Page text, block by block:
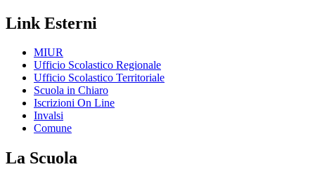
Link Esterni
MIUR
Ufficio Scolastico Regionale
Ufficio Scolastico Territoriale
Scuola in Chiaro
Iscrizioni On Line
Invalsi
Comune
La Scuola